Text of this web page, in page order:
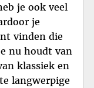
je ook veel
je
vinden die
nu houdt van
klassiek en
langwerpige